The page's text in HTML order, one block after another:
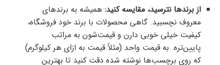
از برندها نترسید، مقایسه کنید: همیشه به برندهای
معروف نچسبید. گاهی محصولات با برند خود فروشگاه،
کیفیت خیلی خوبی دارن و قیمت‌شون به مراتب
پایین‌تره. به قیمت واحد (مثلاً قیمت به ازای هر کیلوگرم)
که روی برچسب‌ها نوشته شده دقت کنید تا بهترین